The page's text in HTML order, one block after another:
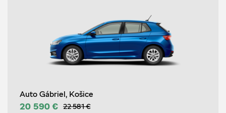
Auto Gábriel, Košice
20 590 € 22 581 €